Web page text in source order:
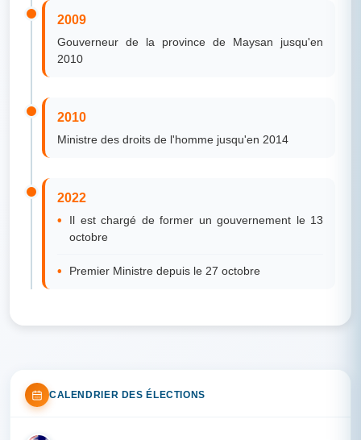
2009
Gouverneur de la province de Maysan jusqu'en
2010
2010
Ministre des droits de l'homme jusqu'en 2014
2022
Il est chargé de former un gouvernement le 13
octobre
Premier Ministre depuis le 27 octobre
CALENDRIER DES ÉLECTIONS